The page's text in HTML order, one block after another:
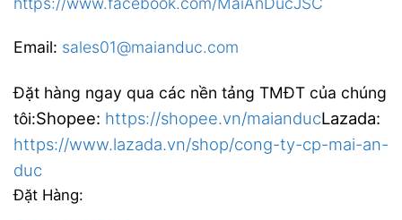
Email: sales01@maianduc.com
Đặt hàng ngay qua các nền tảng TMĐT của chúng
tôi:Shopee: https://shopee.vn/maianducLazada:
https://www.lazada.vn/shop/cong-ty-cp-mai-an-
duc
Đặt Hàng: